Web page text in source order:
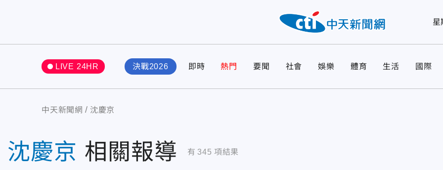
星
LIVE 24HR 決戰2026 即時 熱門 要聞 社會 娛樂 體育 生活 國際
中天新聞網 沈慶京
沈慶京 相關報導 有 345 項結果